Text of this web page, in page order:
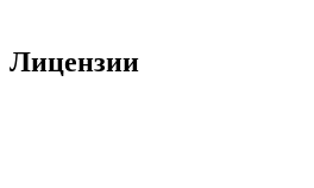
Лицензии